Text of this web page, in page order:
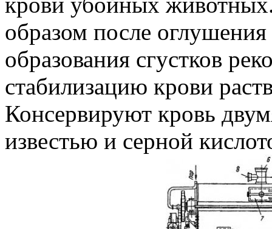
образом после
образования сгустков
стабилизацию крови
Консервируют кровь
известью и серной